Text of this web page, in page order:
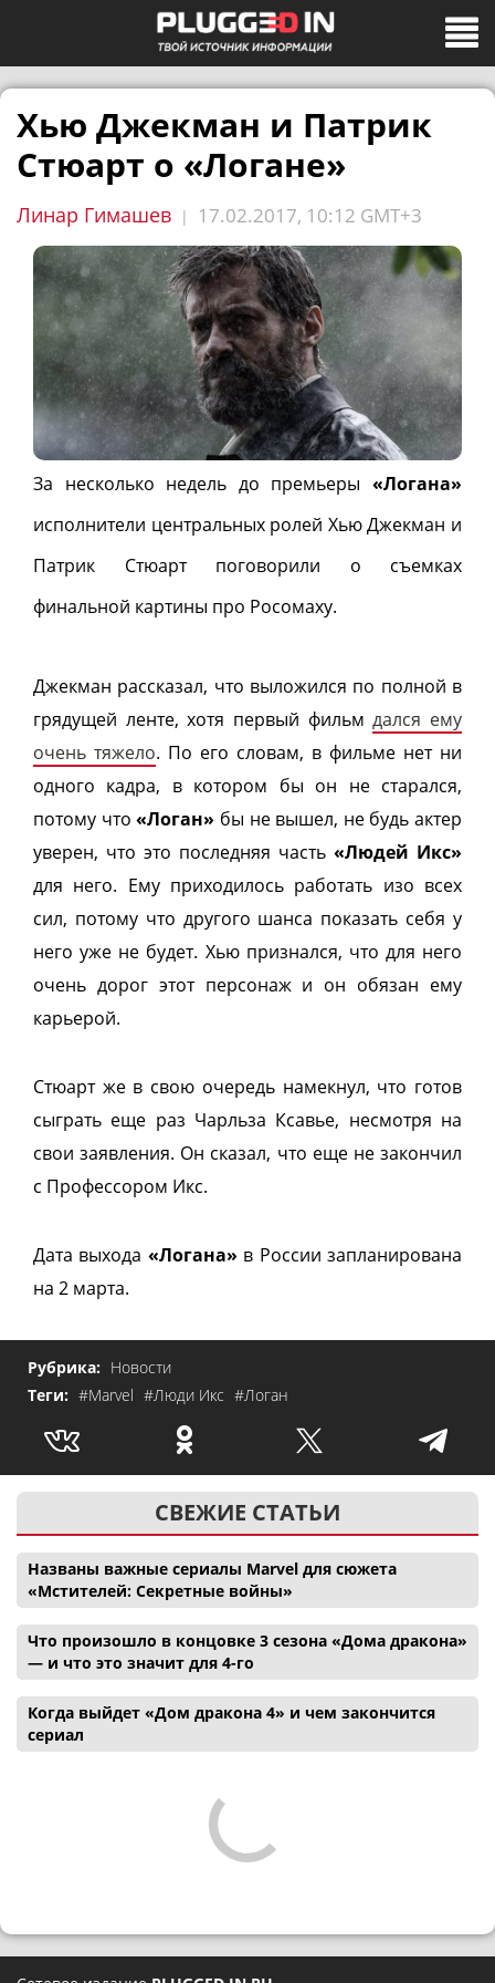
Хью Джекман и Патрик
Стюарт о «Логане»
Линар Гимашев | 17.02.2017, 10:12 GMT+3
За несколько недель до премьеры «Логана»
исполнители центральных ролей Хью Джекман и
Патрик Стюарт поговорили о съемках
финальной картины про Росомаху.
Джекман рассказал, что выложился по полной в
грядущей ленте, хотя первый фильмдался ему
очень тяжело. По его словам, в фильме нет ни
одного кадра, в котором бы он не старался,
потому что«Логан» бы не вышел, не будь актер
уверен, что это последняя часть «Людей Икс»
для него. Ему приходилось работать изо всех
сил, потому что другого шанса показать себя у
него уже не будет. Хью признался, что для него
очень дорог этот персонаж и он обязан ему
карьерой.
Стюарт же в свою очередь намекнул, что готов
сыграть еще раз Чарльза Ксавье, несмотря на
свои заявления. Он сказал, что еще не закончил
с Профессором Икс.
Дата выхода «Логана» в России запланирована
на 2 марта.
Рубрика: Новости
Теги: #Marvel #Люди Икс #Логан
СВЕЖИЕ СТАТЬИ
Названы важные сериалы Marvel для сюжета
«Мстителей: Секретные войны»
Что произошло в концовке 3 сезона «Дома дракона»
— и что это значит для 4-го
Когда выйдет «Дом дракона 4» и чем закончится
сериал